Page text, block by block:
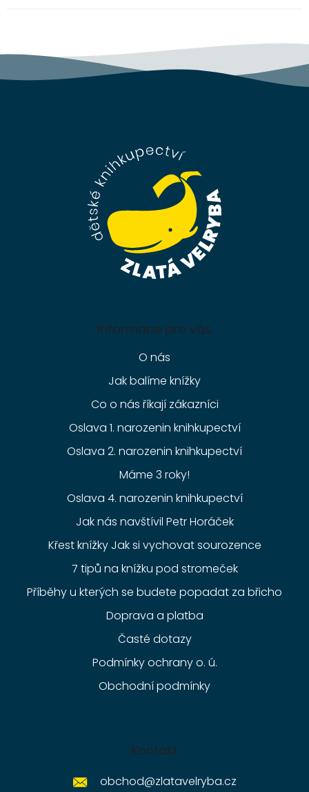
Informace pro vás
O nás
Jak balíme knížky
Co o nás říkají zákazníci
Oslava 1. narozenin knihkupectví
Oslava 2. narozenin knihkupectví
Máme 3 roky!
Oslava 4. narozenin knihkupectví
Jak nás navštívil Petr Horáček
Křest knížky Jak si vychovat sourozence
7 tipů na knížku pod stromeček
Příběhy u kterých se budete popadat za břicho
Doprava a platba
Časté dotazy
Podmínky ochrany o. ú.
Obchodní podmínky
Kontakt
obchod@zlatavelryba.cz